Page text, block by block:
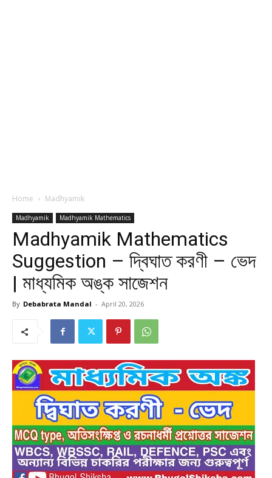
Home Madhyamik
Madhyamik Madhyamik Mathematics
Madhyamik Mathematics
Suggestion – দ্বিঘাত করণী – ভেদ
| মাধ্যমিক অঙ্ক সাজেশন
By Debabrata Mandal - April 20, 2026